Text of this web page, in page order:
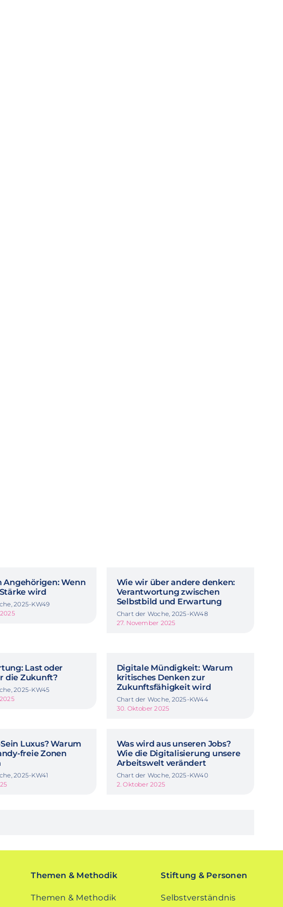
Angehörigen: Wenn
wird
2025-KW49
Wie wir über andere denken:
Verantwortung zwischen
Selbstbild und Erwartung
Chart der Woche, 2025-KW48
27. November 2025
Last oder
die Zukunft?
2025-KW45
Digitale Mündigkeit: Warum
kritisches Denken zur
Zukunftsfähigkeit wird
Chart der Woche, 2025-KW44
30. Oktober 2025
Luxus? Warum
freie Zonen
2025-KW41
Was wird aus unseren Jobs?
Wie die Digitalisierung unsere
Arbeitswelt verändert
Chart der Woche, 2025-KW40
2. Oktober 2025
Themen & Methodik
Themen & Methodik
Stiftung & Personen
Selbstverständnis